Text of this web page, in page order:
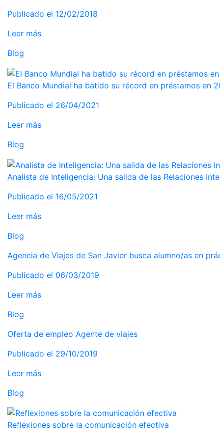
Publicado el 12/02/2018
Leer más
Blog
El Banco Mundial ha batido su récord en préstamos en
Publicado el 26/04/2021
Leer más
Blog
Analista de Inteligencia: Una salida de las Relaciones
Publicado el 16/05/2021
Leer más
Blog
Agencia de Viajes de San Javier busca alumno/as en
Publicado el 06/03/2019
Leer más
Blog
Oferta de empleo Agente de viajes
Publicado el 29/10/2019
Leer más
Blog
Reflexiones sobre la comunicación efectiva